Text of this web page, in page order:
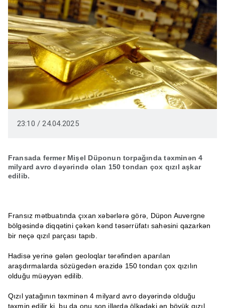
23:10 / 24.04.2025
Fransada fermer Mişel Düponun torpağında təxminən 4
milyard avro dəyərində olan 150 tondan çox qızıl aşkar
edilib.
Fransız mətbuatında çıxan xəbərlərə görə, Düpon Auvergne
bölgəsində diqqətini çəkən kənd təsərrüfatı sahəsini qazarkən
bir neçə qızıl parçası tapıb.
Hadisə yerinə gələn geoloqlar tərəfindən aparılan
araşdırmalarda sözügedən ərazidə 150 ​​tondan çox qızılın
olduğu müəyyən edilib.
Qızıl yatağının təxminən 4 milyard avro dəyərində olduğu
təxmin edilir ki, bu da onu son illərdə ölkədəki ən böyük qızıl